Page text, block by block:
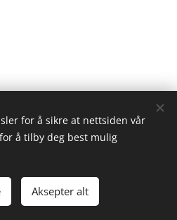
Informasjonskapsler
for å sikre at nettsiden vår
å tilby deg best mulig
Aksepter alt